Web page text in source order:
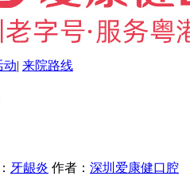
动| 来院路线
牙龈炎 作者： 深圳爱康健口腔